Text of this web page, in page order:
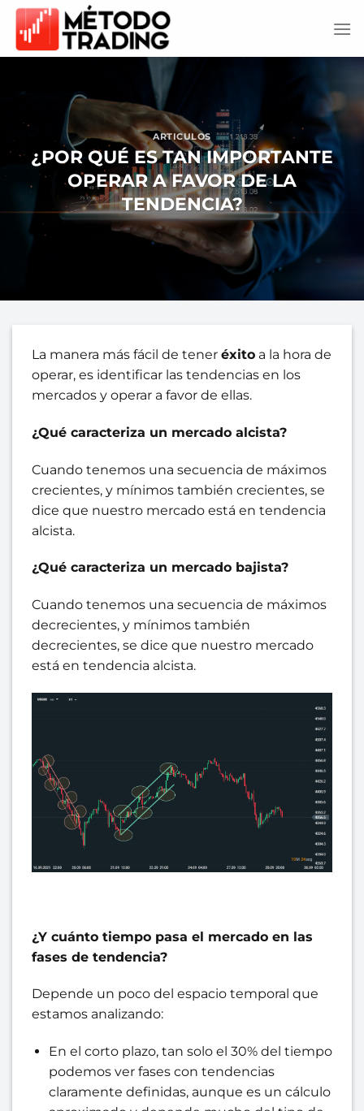
Saltar
contenido
ARTICULOS
¿POR QUÉ ES TAN IMPORTANTE
OPERAR A FAVOR DE LA
TENDENCIA?
La manera más fácil de tener éxito a la hora de
operar, es identificar las tendencias en los
mercados y operar a favor de ellas.
¿Qué caracteriza un mercado alcista?
Cuando tenemos una secuencia de máximos
crecientes, y mínimos también crecientes, se
dice que nuestro mercado está en tendencia
alcista.
¿Qué caracteriza un mercado bajista?
Cuando tenemos una secuencia de máximos
decrecientes, y mínimos también
decrecientes, se dice que nuestro mercado
está en tendencia alcista.
¿Y cuánto tiempo pasa el mercado en las
fases de tendencia?
Depende un poco del espacio temporal que
estamos analizando:
En el corto plazo, tan solo el 30% del tiempo
podemos ver fases con tendencias
claramente definidas, aunque es un cálculo